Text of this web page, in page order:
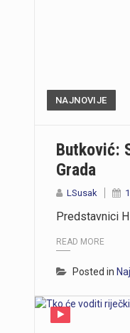
NAJNOVIJE
Butković:
Grada
LSusak
Predstavnici
READ MORE
Posted in